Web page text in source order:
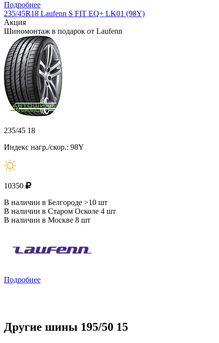
Подробнее
235/45R18 Laufenn S FIT EQ+ LK01 (98Y)
Акция
Шиномонтаж в подарок от Laufenn
235/45 18
Индекс нагр./скор.: 98Y
10350
В наличии в Белгороде >10 шт
В наличии в Старом Осколе 4 шт
В наличии в Москве 8 шт
Подробнее
Другие шины 195/50 15